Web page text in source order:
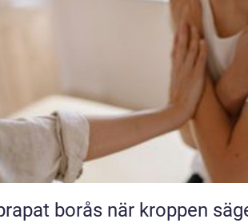
Naprapat borås när